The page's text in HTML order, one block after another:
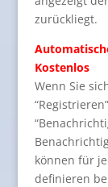
zurückliegt.
Kostenlos
Wenn Sie
können für
definieren